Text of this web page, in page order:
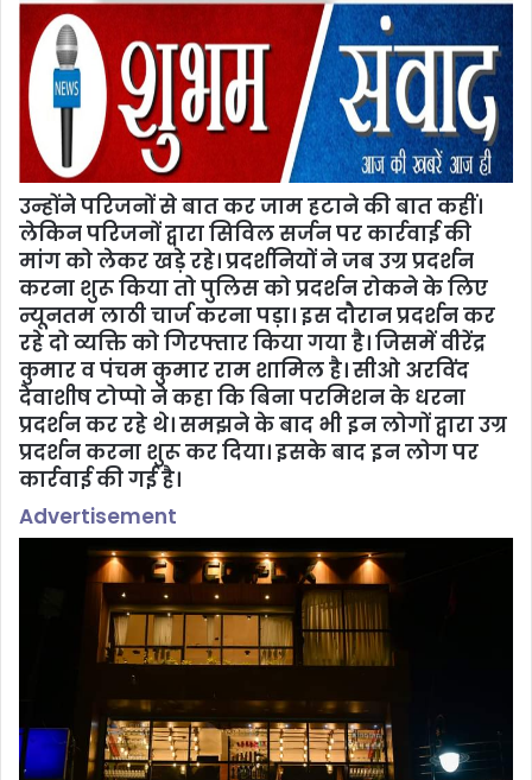
उन्होंने परिजनों से बात कर जाम हटाने की बात कहीं।
लेकिन परिजनों द्वारा सिविल सर्जन पर कार्रवाई की
मांग को लेकर खड़े रहे। प्रदर्शनियों ने जब उग्र प्रदर्शन
करना शुरू किया तो पुलिस को प्रदर्शन रोकने के लिए
न्यूनतम लाठी चार्ज करना पड़ा। इस दौरान प्रदर्शन कर
रहे दो व्यक्ति को गिरफ्तार किया गया है। जिसमें वीरेंद्र
कुमार व पंचम कुमार राम शामिल है। सीओ अरविंद
देवाशीष टोप्पो ने कहा कि बिना परमिशन के धरना
प्रदर्शन कर रहे थे। समझने के बाद भी इन लोगों द्वारा उग्र
प्रदर्शन करना शुरू कर दिया। इसके बाद इन लोग पर
कार्रवाई की गई है।
Advertisement